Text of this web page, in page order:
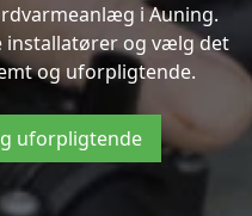
i Auning.
installatører og vælg det
og uforpligtende.
uforpligtende